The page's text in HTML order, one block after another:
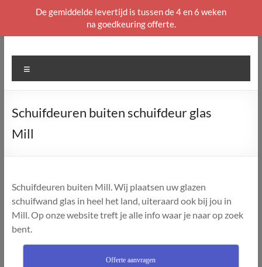
naar
Schuifdeuren buiten schuifdeur glas
Mill
Schuifdeuren buiten Mill. Wij plaatsen uw glazen
schuifwand glas in heel het land, uiteraard ook bij jou in
Mill. Op onze website treft je alle info waar je naar op zoek
bent.
Offerte aanvragen
De gemiddelde levertijd is tussen de 4 en 6 weken
na goedkeuring offerte.